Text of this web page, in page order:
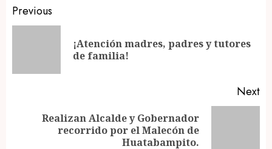
Post
navigation
Previous
¡Atención madres, padres y tutores
de familia!
Next
Realizan Alcalde y Gobernador
recorrido por el Malecón de
Huatabampito.